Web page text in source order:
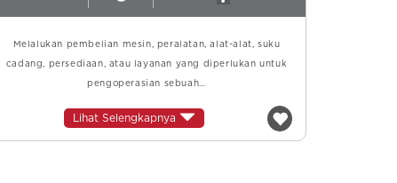
Melalukan pembelian mesin, peralatan, alat-alat, suku
cadang, persediaan, atau layanan yang diperlukan untuk
pengoperasian sebuah…
Lihat Selengkapnya